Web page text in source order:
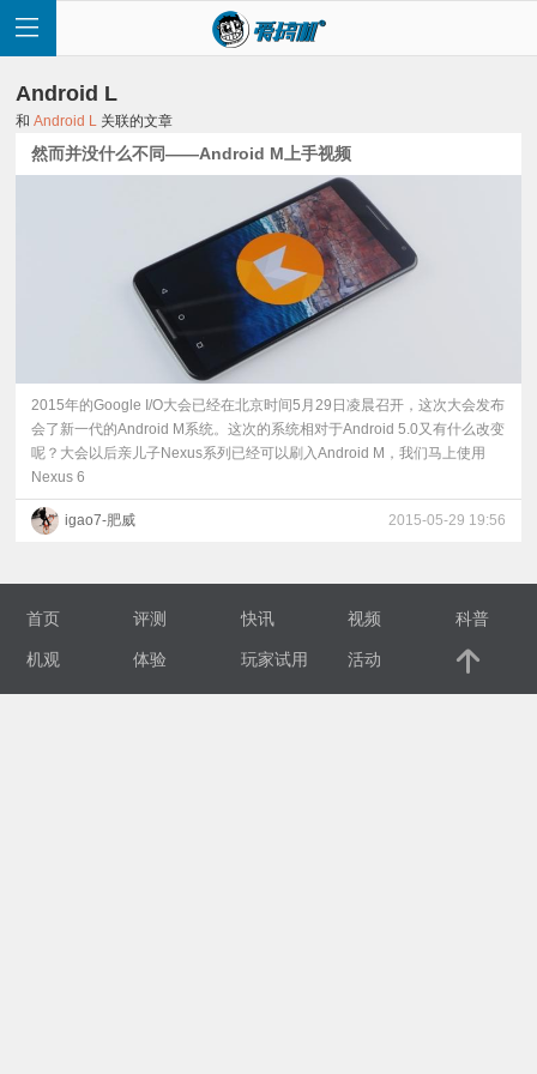
讯
评
测
科
Android L
和Android L 关联的文章
然而并没什么不同——Android M上手视频
2015年的Google I/O大会已经在北京时间5月29日凌晨召开，这次大会发布
会了新一代的Android M系统。这次的系统相对于Android 5.0又有什么改变
呢？大会以后亲儿子Nexus系列已经可以刷入Android M，我们马上使用
Nexus 6
igao7-肥威 2015-05-29 19:56
首页 评测 快讯 视频 科普
机观 体验 玩家试用 活动